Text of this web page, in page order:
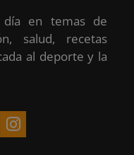
día en temas de
salud, recetas
al deporte y la